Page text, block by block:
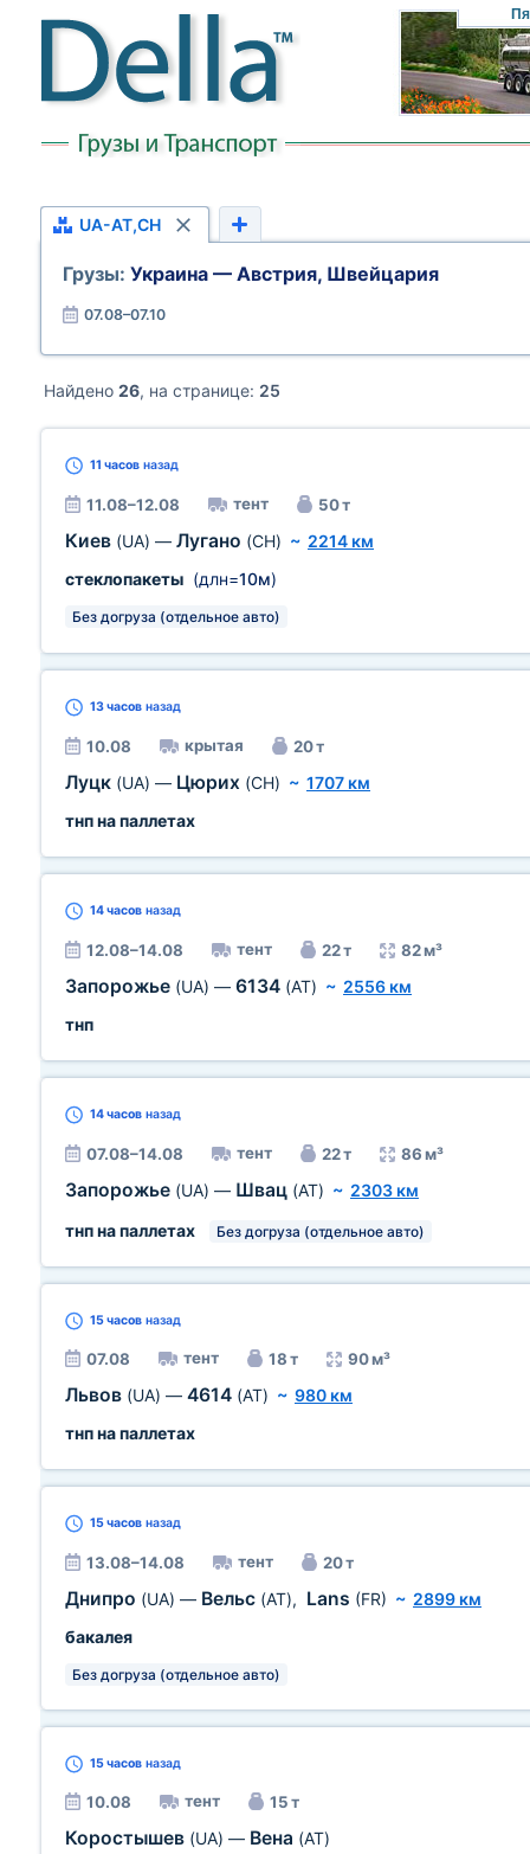
UA-AT,CH
Грузы: Украина — Австрия, Швейцария
07.08–07.10
Найдено 26, на странице: 25
11 часов назад
11.08–12.08 тент 50 т
Киев (UA) — Лугано (CH) ~ 2214 км
стеклопакеты (длн=10м)
Без догруза (отдельное авто)
13 часов назад
10.08 крытая 20 т
Луцк (UA) — Цюрих (CH) ~ 1707 км
тнп на паллетах
14 часов назад
12.08–14.08 тент 22 т 82 м³
Запорожье (UA) — 6134 (AT) ~ 2556 км
тнп
14 часов назад
07.08–14.08 тент 22 т 86 м³
Запорожье (UA) — Швац (AT) ~ 2303 км
тнп на паллетах
Без догруза (отдельное авто)
15 часов назад
07.08 тент 18 т 90 м³
Львов (UA) — 4614 (AT) ~ 980 км
тнп на паллетах
15 часов назад
13.08–14.08 тент 20 т
Днипро (UA) — Вельс (AT), Lans (FR) ~ 2899 км
бакалея
Без догруза (отдельное авто)
15 часов назад
10.08 тент 15 т
Коростышев (UA) — Вена (AT)